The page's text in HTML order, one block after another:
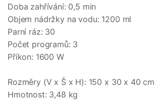
Doba zahřívání: 0,5 min
Objem nádržky na vodu: 1200 ml
Parní ráz: 30
Počet programů: 3
Příkon: 1600 W
Rozměry (V x Š x H): 150 x 30 x 40 cm
Hmotnost: 3,48 kg